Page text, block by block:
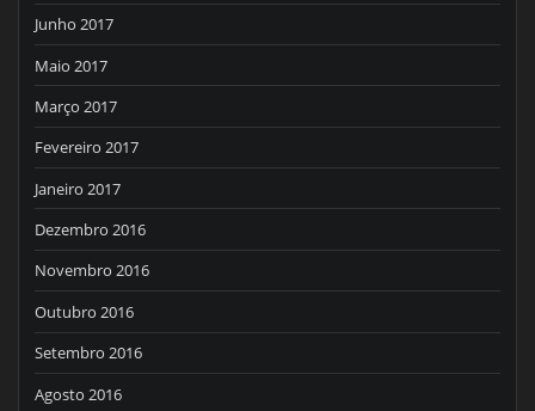
Junho 2017
Maio 2017
Março 2017
Fevereiro 2017
Janeiro 2017
Dezembro 2016
Novembro 2016
Outubro 2016
Setembro 2016
Agosto 2016